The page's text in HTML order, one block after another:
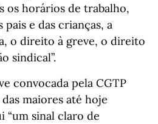
os horários de trabalho,
e das crianças, a
o direito à greve, o direito
sindical”.
convocada pela CGTP
maiores até hoje
“um sinal claro de